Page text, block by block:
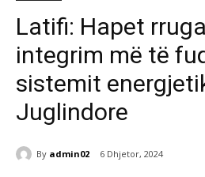
Latifi: Hapet
integrim më të
sistemit
Juglindore
By admin02 6 Dhjetor, 2024